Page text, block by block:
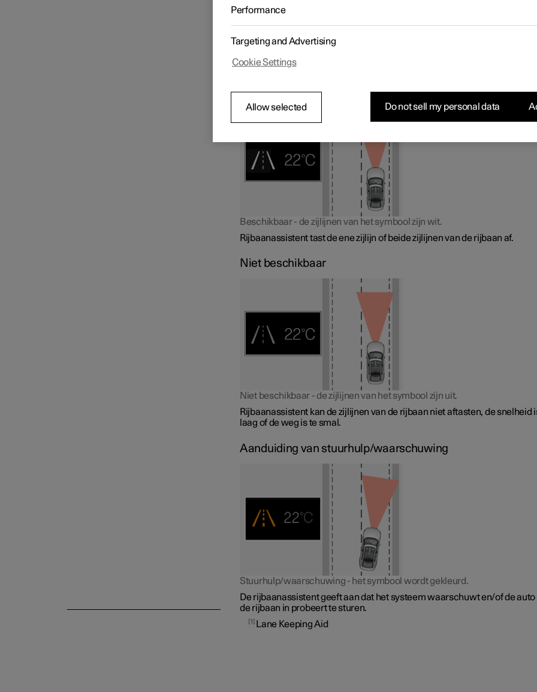
De rijbaanassistent (LKA
bestuurdersdisplay. Het symbool is afhankelijk van de situatie.
en in welke situaties dit verschijnt:
Beschikbaar
Beschikbaar - de zijlijnen van het symbool zijn wit.
Rijbaanassistent tast de ene zijlijn of beide zijlijnen van de rijbaan af.
Niet beschikbaar
Niet beschikbaar - de zijlijnen van het symbool zijn uit.
Rijbaanassistent kan de zijlijnen van de rijbaan niet aftasten, de snelheid
laag of de weg is te smal.
Aanduiding van stuurhulp/waarschuwing
Stuurhulp/waarschuwing - het symbool wordt gekleurd.
De rijbaanassistent geeft aan dat het systeem waarschuwt en/of de
de rijbaan in probeert te sturen.
1 Lane Keeping Aid
Performance
Targeting and Advertising
Cookie Settings
Allow selected Do not sell my personal data